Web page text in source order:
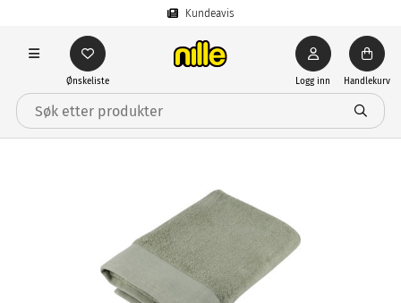
Kundeavis
Ønskeliste Logg inn Handlekurv